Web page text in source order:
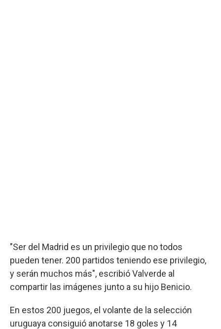
"Ser del Madrid es un privilegio que no todos
pueden tener. 200 partidos teniendo ese privilegio,
y serán muchos más", escribió Valverde al
compartir las imágenes junto a su hijo Benicio.
En estos 200 juegos, el volante de la selección
uruguaya consiguió anotarse 18 goles y 14